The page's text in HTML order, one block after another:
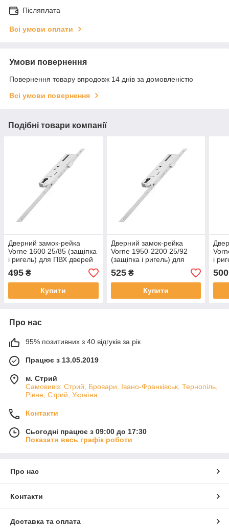
Післяплата
Всі умови оплати
Умови повернення
Повернення товару впродовж 14 днів за домовленістю
Всі умови повернення
Подібні товари компанії
Дверний замок-рейка
Vorne 1600 25/85 (защіпка
і ригель) для ПВХ дверей
495 ₴
Купити
Дверний замок-рейка
Vorne 1950-2200 25/92
(защіпка і ригель) для
вхідних/балконних дверей
ПВХ
525₴
Купити
і
500
Про нас
95% позитивних з 40 відгуків за рік
Працює з 13.05.2019
м. Стрий
Самовивіз: Стрий, Бровари, Івано-Франківськ, Тернопіль,
Рівне, Стрий, Україна
Контакти
Сьогодні працює з 09:00 до 17:30
Показати весь графік роботи
Про нас
Контакти
Доставка та оплата